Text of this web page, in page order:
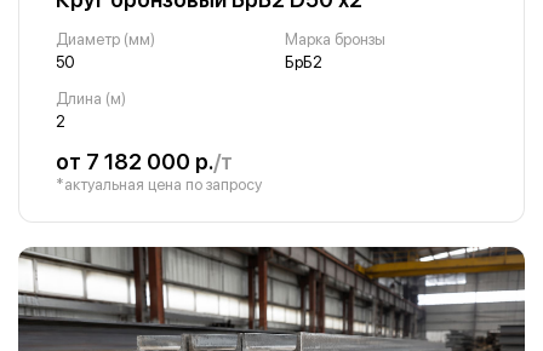
Диаметр (мм)
50
Марка бронзы
БрБ2
Длина (м)
2
от 7 182 000 р./т
*актуальная цена по запросу